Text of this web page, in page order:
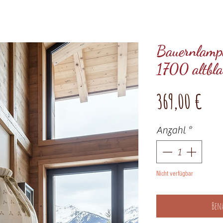
1700
369,00 €
Anzahl *
Nicht verfügbar